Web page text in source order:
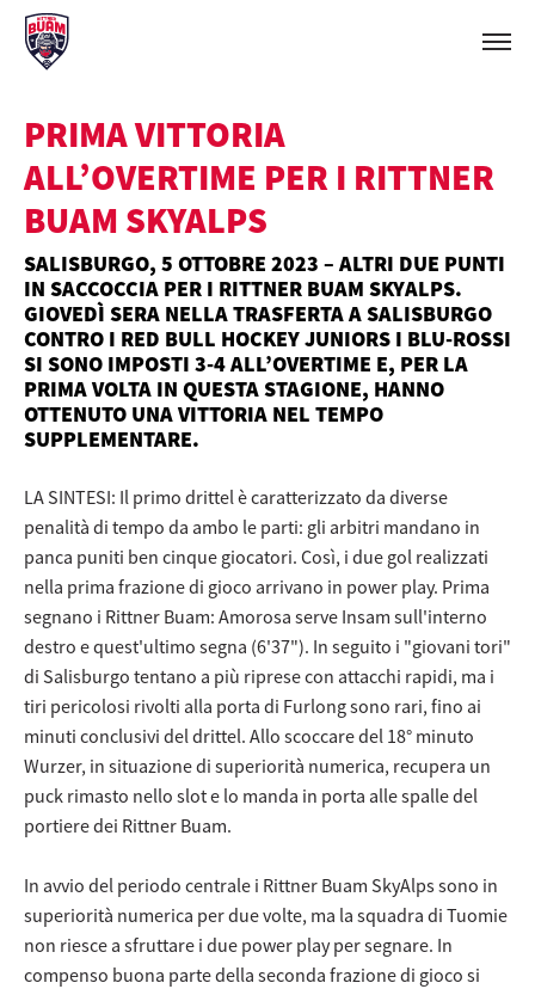
PRIMA VITTORIA
ALL’OVERTIME PER I RITTNER
BUAM SKYALPS
SALISBURGO, 5 OTTOBRE 2023 – ALTRI DUE PUNTI
IN SACCOCCIA PER I RITTNER BUAM SKYALPS.
GIOVEDÌ SERA NELLA TRASFERTA A SALISBURGO
CONTRO I RED BULL HOCKEY JUNIORS I BLU-ROSSI
SI SONO IMPOSTI 3-4 ALL’OVERTIME E, PER LA
PRIMA VOLTA IN QUESTA STAGIONE, HANNO
OTTENUTO UNA VITTORIA NEL TEMPO
SUPPLEMENTARE.
LA SINTESI: Il primo drittel è caratterizzato da diverse
penalità di tempo da ambo le parti: gli arbitri mandano in
panca puniti ben cinque giocatori. Così, i due gol realizzati
nella prima frazione di gioco arrivano in power play. Prima
segnano i Rittner Buam: Amorosa serve Insam sull'interno
destro e quest'ultimo segna (6'37"). In seguito i "giovani tori"
di Salisburgo tentano a più riprese con attacchi rapidi, ma i
tiri pericolosi rivolti alla porta di Furlong sono rari, fino ai
minuti conclusivi del drittel. Allo scoccare del 18° minuto
Wurzer, in situazione di superiorità numerica, recupera un
puck rimasto nello slot e lo manda in porta alle spalle del
portiere dei Rittner Buam.
In avvio del periodo centrale i Rittner Buam SkyAlps sono in
superiorità numerica per due volte, ma la squadra di Tuomie
non riesce a sfruttare i due power play per segnare. In
compenso buona parte della seconda frazione di gioco si